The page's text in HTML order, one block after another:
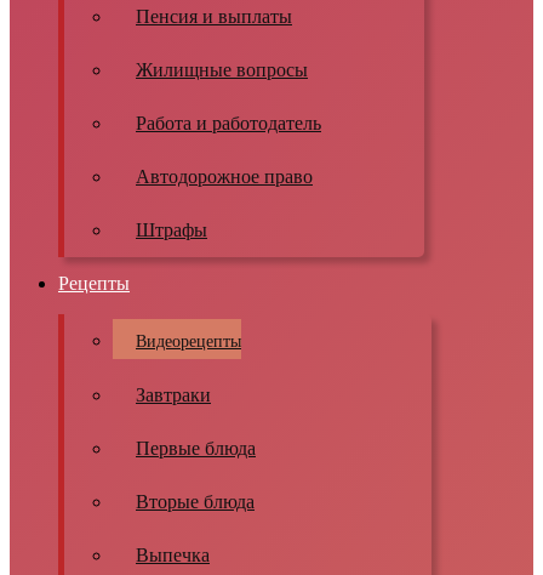
Пенсия и выплаты
Жилищные вопросы
Работа и работодатель
Автодорожное право
Штрафы
Рецепты
Видеорецепты
Завтраки
Первые блюда
Вторые блюда
Выпечка